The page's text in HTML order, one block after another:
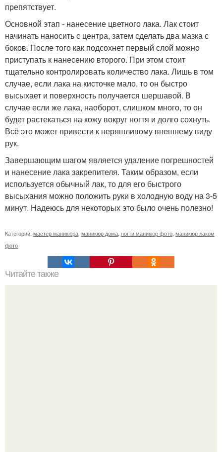
препятствует.
Основной этап - нанесение цветного лака. Лак стоит
начинать наносить с центра, затем сделать два мазка с
боков. После того как подсохнет первый слой можно
приступать к нанесению второго. При этом стоит
тщательно контролировать количество лака. Лишь в том
случае, если лака на кисточке мало, то он быстро
высыхает и поверхность получается шершавой. В
случае если же лака, наоборот, слишком много, то он
будет растекаться на кожу вокруг ногтя и долго сохнуть.
Всё это может привести к неряшливому внешнему виду
рук.
Завершающим шагом является удаление погрешностей
и нанесение лака закрепителя. Таким образом, если
используется обычный лак, то для его быстрого
высыхания можно положить руки в холодную воду на 3-5
минут. Надеюсь для некоторых это было очень полезно!
Категории: мастер маникюра маникюр дома ногти маникюр фото маникюр лаком
фото
Читайте также